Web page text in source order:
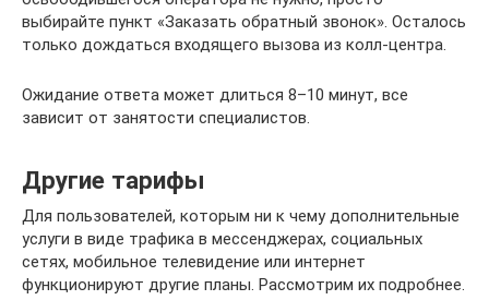
выбирайте пункт «Заказать обратный звонок». Осталось
только дождаться входящего вызова из колл-центра.
Ожидание ответа может длиться 8–10 минут, все
зависит от занятости специалистов.
Другие тарифы
Для пользователей, которым ни к чему дополнительные
услуги в виде трафика в мессенджерах, социальных
сетях, мобильное телевидение или интернет
функционируют другие планы. Рассмотрим их подробнее.